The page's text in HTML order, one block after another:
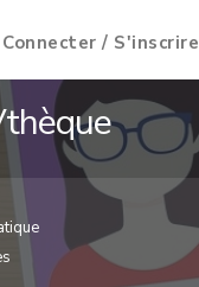
Connecter / S'inscrire